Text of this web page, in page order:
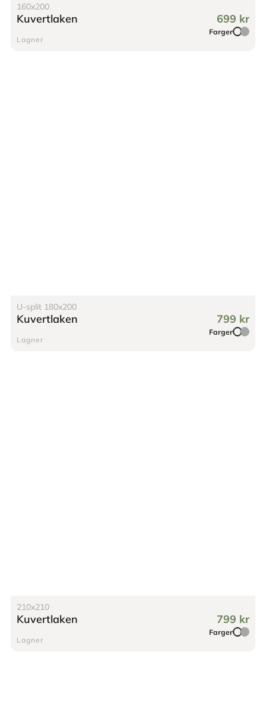
160x200
Kuvertlaken
Lagner
699 kr
Farger
U-split 180x200
Kuvertlaken
Lagner
799 kr
Farger
210x210
Kuvertlaken
Lagner
799 kr
Farger